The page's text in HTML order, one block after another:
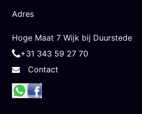
Adres
Hoge Maat 7 Wijk bij Duurstede
+31 343 59 27 70
Contact